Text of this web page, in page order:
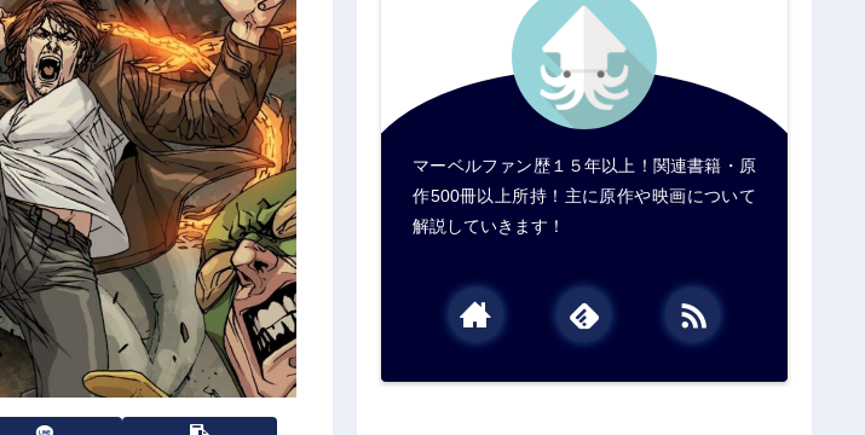
マーベルファン歴１５年以上！関連書籍・原
作500冊以上所持！主に原作や映画について
解説していきます！